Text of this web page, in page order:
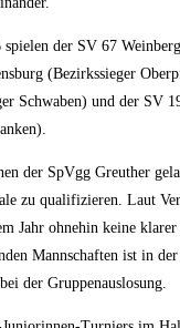
spie­len der SV 67
(Bezirks­sie­ger
Schwa­ben) und der SV
der SpVgg Greu­ther
zu qua­li­fi­zie­ren. Laut
Jahr ohne­hin kei­ne
Mann­schaf­ten ist in
der Gruppenauslosung.